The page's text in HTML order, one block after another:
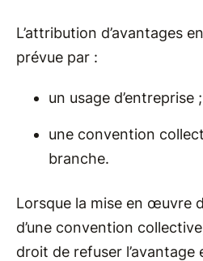
L’attribution d’avantages
prévue par :
un usage d’entreprise ;
une convention
branche.
Lorsque la mise en œuvre
d’une convention
droit de refuser